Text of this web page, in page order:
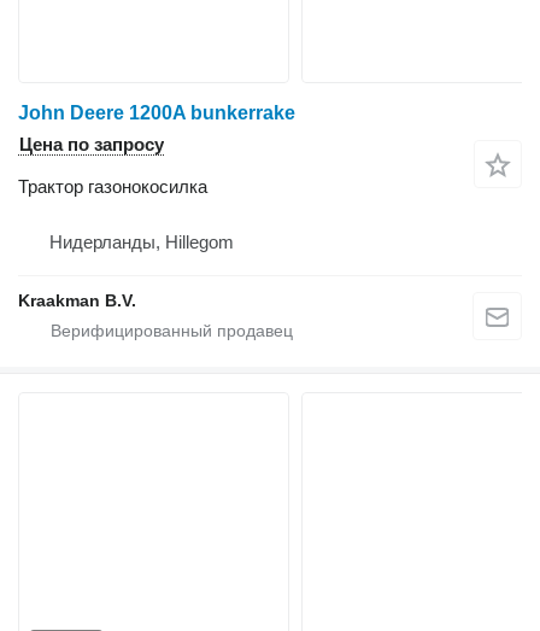
John Deere 1200A bunkerrake
Цена по запросу
Трактор газонокосилка
Нидерланды, Hillegom
Kraakman B.V.